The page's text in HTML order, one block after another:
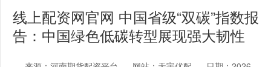
线上配资网官网 中国省级“双碳”指数报
告：中国绿色低碳转型展现强大韧性